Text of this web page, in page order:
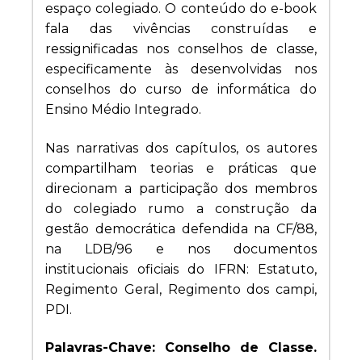
espaço colegiado. O conteúdo do e-book
fala das vivências construídas e
ressignificadas nos conselhos de classe,
especificamente às desenvolvidas nos
conselhos do curso de informática do
Ensino Médio Integrado.
Nas narrativas dos capítulos, os autores
compartilham teorias e práticas que
direcionam a participação dos membros
do colegiado rumo a construção da
gestão democrática defendida na CF/88,
na LDB/96 e nos documentos
institucionais oficiais do IFRN: Estatuto,
Regimento Geral, Regimento dos campi,
PDI.
Palavras-Chave: Conselho de Classe.